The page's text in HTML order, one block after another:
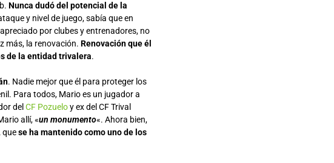
Nunca dudó del potencial de la
y nivel de juego, sabía que en
por clubes y entrenadores, no
más, la renovación. Renovación que él
de la entidad trivalera.
. Nadie mejor que él para proteger los
Para todos, Mario es un jugador a
del CF Pozueloy ex del CF Trival
allí, «un monumento«. Ahora bien,
quese ha mantenido como uno de los